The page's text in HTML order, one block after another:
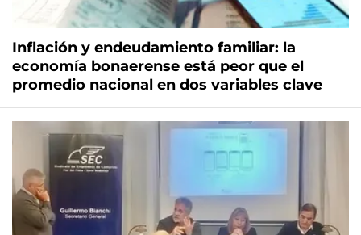
Inflación y endeudamiento familiar: la
economía bonaerense está peor que el
promedio nacional en dos variables clave